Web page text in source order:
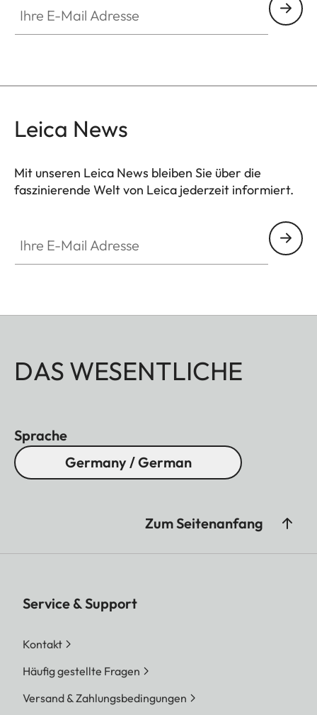
Leica News
Mit unseren Leica News bleiben Sie über die
faszinierende Welt von Leica jederzeit informiert.
DAS WESENTLICHE
Sprache
Germany / German
Zum Seitenanfang
Service & Support
Kontakt
Häufig gestellte Fragen
Versand & Zahlungsbedingungen